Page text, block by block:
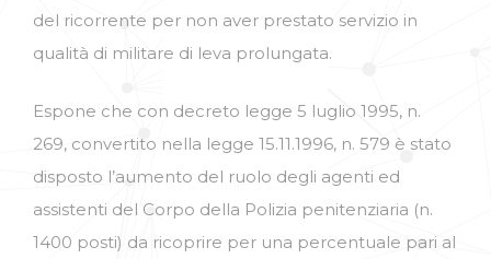
del ricorrente per non aver prestato servizio in
qualità di militare di leva prolungata.
Espone che con decreto legge 5 luglio 1995, n.
269, convertito nella legge 15.11.1996, n. 579 è stato
disposto l’aumento del ruolo degli agenti ed
assistenti del Corpo della Polizia penitenziaria (n.
1400 posti) da ricoprire per una percentuale pari al